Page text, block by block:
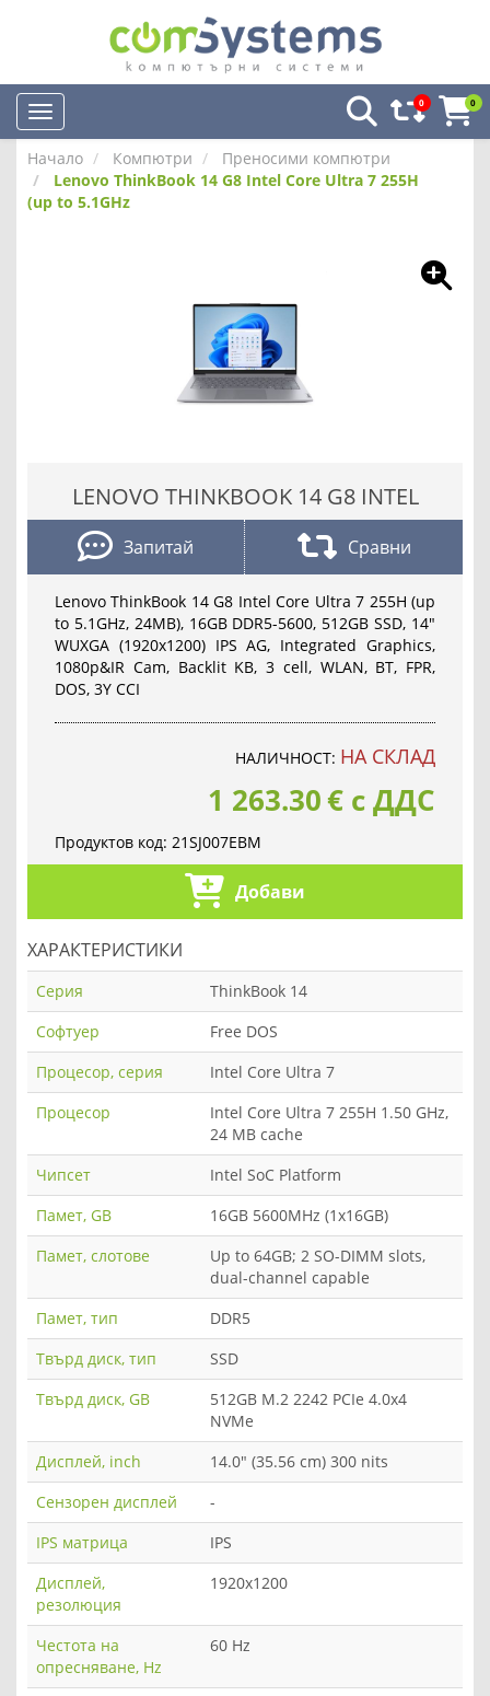
0 0
Начало Компютри
Преносими компютри
Lenovo ThinkBook 14 G8 Intel Core Ultra 7 255H
(up to 5.1GHz
LENOVO THINKBOOK 14 G8 INTEL
Запитай Сравни
Lenovo ThinkBook 14 G8 Intel Core Ultra 7 255H (up
to 5.1GHz, 24MB), 16GB DDR5-5600, 512GB SSD, 14"
WUXGA (1920x1200) IPS AG, Integrated Graphics,
1080p&IR Cam, Backlit KB, 3 cell, WLAN, BT, FPR,
DOS, 3Y CCI
НАЛИЧНОСТ: НА СКЛАД
1 263.30€ с ДДС
Продуктов код: 21SJ007EBM
Добави
ХАРАКТЕРИСТИКИ
Серия
ThinkBook 14
Софтуер
Free DOS
Процесор, серия
Intel Core Ultra 7
Процесор
Intel Core Ultra 7 255H 1.50 GHz,
24 MB cache
Чипсет
Intel SoC Platform
Памет, GB
16GB 5600MHz (1x16GB)
Памет, слотове
Up to 64GB; 2 SO-DIMM slots,
dual-channel capable
Памет, тип
DDR5
Твърд диск, тип
SSD
Твърд диск, GB
512GB M.2 2242 PCIe 4.0x4
NVMe
Дисплей, inch
14.0" (35.56 cm) 300 nits
Сензорен дисплей
-
IPS матрица
IPS
Дисплей,
резолюция
1920x1200
Честота на
опресняване, Hz
60 Hz